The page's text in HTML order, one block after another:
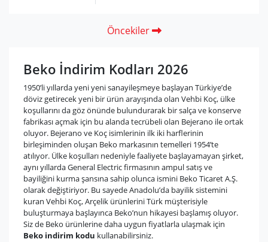
Öncekiler
Beko İndirim Kodları 2026
1950’li yıllarda yeni yeni sanayileşmeye başlayan Türkiye’de
döviz getirecek yeni bir ürün arayışında olan Vehbi Koç, ülke
koşullarını da göz önünde bulundurarak bir salça ve konserve
fabrikası açmak için bu alanda tecrübeli olan Bejerano ile ortak
oluyor. Bejerano ve Koç isimlerinin ilk iki harflerinin
birleşiminden oluşan Beko markasının temelleri 1954’te
atılıyor. Ülke koşulları nedeniyle faaliyete başlayamayan şirket,
aynı yıllarda General Electric firmasının ampul satış ve
bayiliğini kurma şansına sahip olunca ismini Beko Ticaret A.Ş.
olarak değiştiriyor. Bu sayede Anadolu’da bayilik sistemini
kuran Vehbi Koç, Arçelik ürünlerini Türk müşterisiyle
buluşturmaya başlayınca Beko’nun hikayesi başlamış oluyor.
Siz de Beko ürünlerine daha uygun fiyatlarla ulaşmak için
Beko indirim kodu kullanabilirsiniz.